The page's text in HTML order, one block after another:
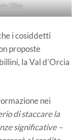
Filice
i cosiddetti
proposte
la Val d’Orcia
nei
di staccare la
significative –